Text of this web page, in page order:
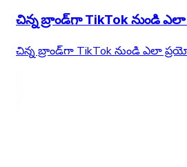
చిన్న బ్రాండ్‌గా TikTok నుండి
చిన్న బ్రాండ్‌గా TikTok నుండి ఎలా